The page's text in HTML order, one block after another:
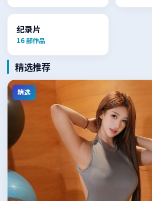
纪录片
16 部作品
精选推荐
精选